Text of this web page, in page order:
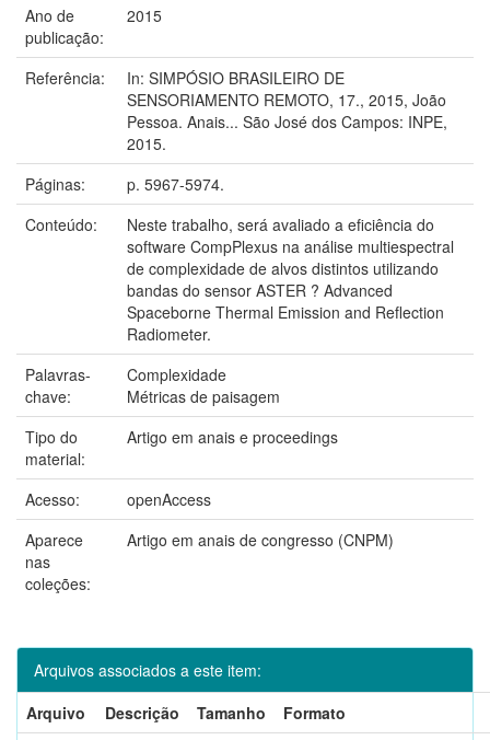
Ano de
publicação:
2015
Referência:
In: SIMPÓSIO BRASILEIRO DE
SENSORIAMENTO REMOTO, 17., 2015, João
Pessoa. Anais... São José dos Campos: INPE,
2015.
Páginas:
p. 5967-5974.
Conteúdo:
Neste trabalho, será avaliado a eficiência do
software CompPlexus na análise multiespectral
de complexidade de alvos distintos utilizando
bandas do sensor ASTER ? Advanced
Spaceborne Thermal Emission and Reflection
Radiometer.
Palavras-
chave:
Complexidade
Métricas de paisagem
Tipo do
material:
Artigo em anais e proceedings
Acesso:
openAccess
Aparece
nas
coleções:
Artigo em anais de congresso (CNPM)
Arquivos associados a este item:
Arquivo
Descrição Tamanho
Formato